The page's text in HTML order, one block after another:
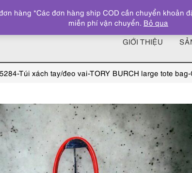
GIỚI THIỆU
5284-Túi xách tay/đeo vai-TORY BURCH large tote
hàng *Các đơn hàng ship COD cần chuyển khoản
miễn phí vận chuyển. Bỏ qua